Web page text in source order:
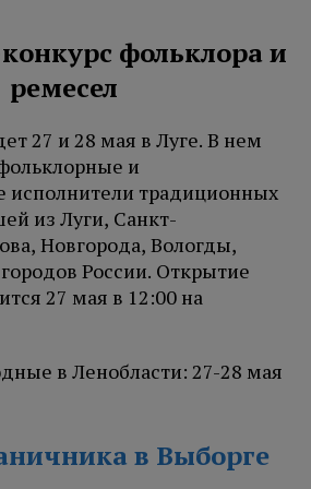
фольклора и
ремесел
27 и 28 мая в Луге. В нем
и
исполнители традиционных
из Луги, Санкт-
Новгорода, Вологды,
России. Открытие
27 мая в 12:00 на
в Выборге